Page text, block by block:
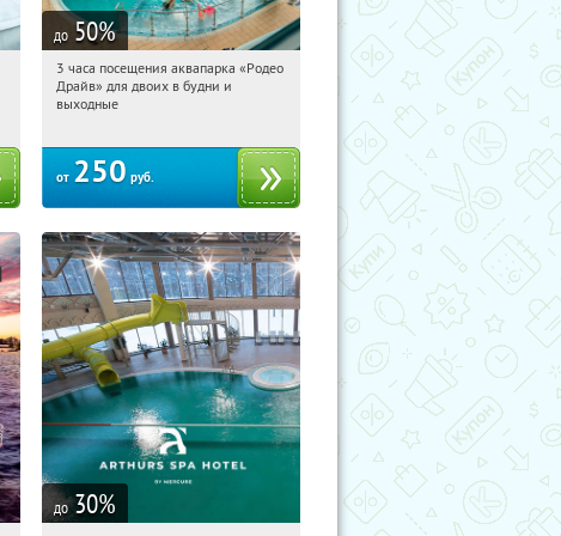
до 50%
14:13:13 Купили:340
Озерки
3 часа посещения аквапарка «Родео
Драйв» для двоих в будни и
выходные
от 250 руб.
до 30%